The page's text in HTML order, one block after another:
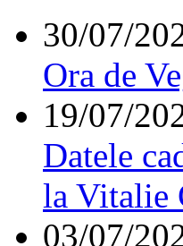
30/07/
Ora de
19/07/
Datele
la Vitalie
03/07/